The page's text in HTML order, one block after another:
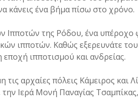
κάνεις ένα βήμα πίσω στο χρόνο.
της Ρόδου, ένα υπέροχο
ιπποτών. Καθώς εξερευνάτε
ιπποτισμού και ανδρείας.
αρχαίες πόλεις Κάμειρος και
Ιερά Μονή Παναγίας